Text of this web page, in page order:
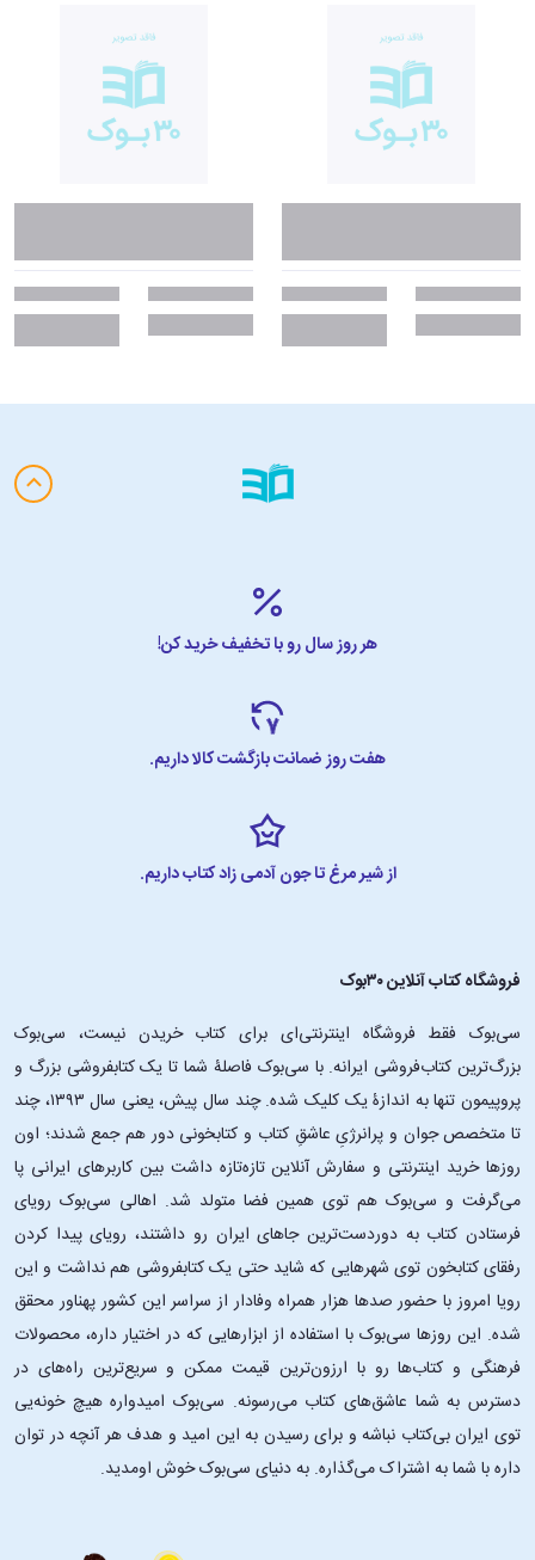
هر روز سال رو با تخفیف خرید کن!
هفت روز ضمانت بازگشت کالا داریم.
از شیر مرغ تا جون آدمی زاد کتاب داریم.
فروشگاه کتاب آنلاین ۳۰بوک
سی‌بوک فقط فروشگاه اینترنتی‌ای برای کتاب خریدن نیست، سی‌بوک
بزرگ‌ترین کتاب‌فروشی ایرانه. با سی‌بوک فاصلۀ شما تا یک کتابفروشی بزرگ و
پروپیمون تنها به اندازۀ یک کلیک شده. چند سال پیش، یعنی سال ۱۳۹۳، چند
تا متخصص جوان و پرانرژیِ عاشقِ کتاب و کتابخونی دور هم جمع شدند؛ اون‌
روزها خرید اینترنتی و سفارش آنلاین تازه‌تازه داشت بین کاربرهای ایرانی پا
می‌گرفت و سی‌بوک هم توی همین فضا متولد شد. اهالی سی‌بوک رویای
فرستادن کتاب به دوردست‌ترین جاهای ایران رو داشتند، رویای پیدا کردن
رفقای کتابخون توی شهرهایی که شاید حتی یک کتابفروشی هم نداشت و این
رویا امروز با حضور صدها هزار همراه وفادار از سراسر این کشور پهناور محقق
شده. این ‌روزها سی‌بوک با استفاده از ابزارهایی که در اختیار داره، محصولات
فرهنگی و کتاب‌ها رو با ارزون‌ترین قیمت ممکن و سریع‌ترین راه‌های در
دسترس به شما عاشق‌های کتاب می‌رسونه. سی‌بوک امیدواره هیچ خونه‌یی
توی ایران بی‌کتاب نباشه و برای رسیدن به این امید و هدف هر آنچه در توان
داره با شما به اشتراک می‌گذاره. به دنیای سی‌بوک خوش اومدید.